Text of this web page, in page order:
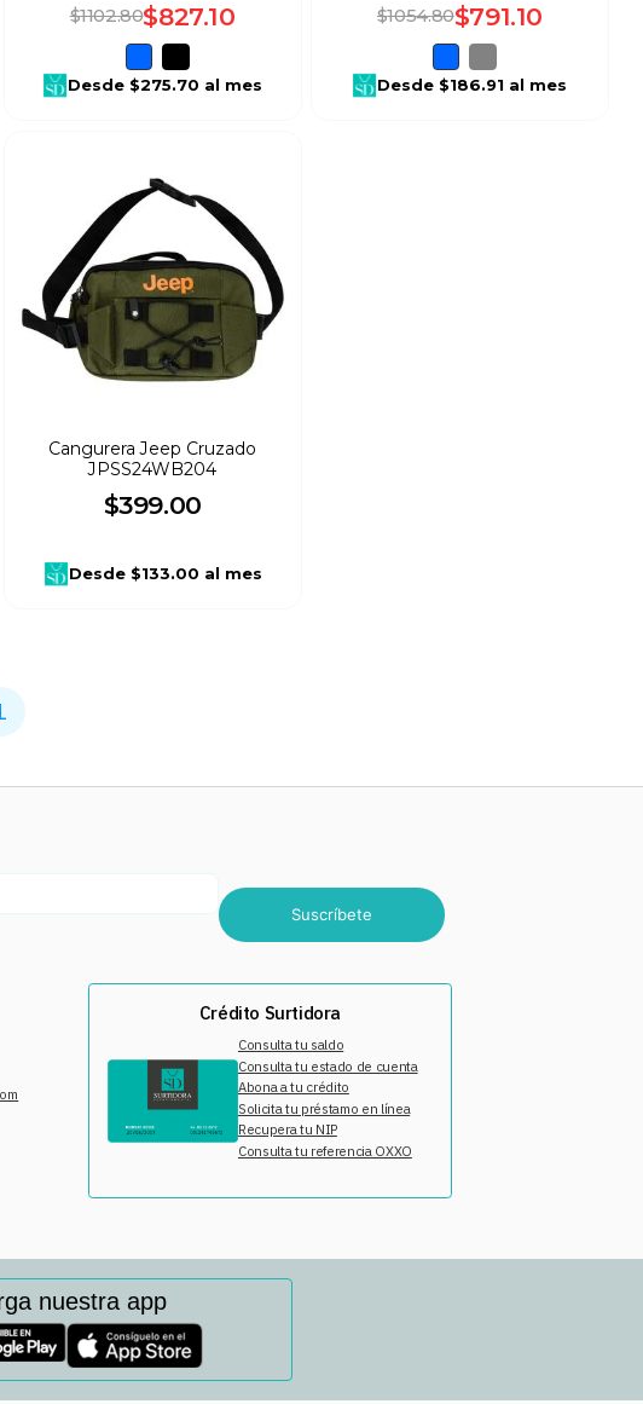
$1102.80$827.10
Desde $275.70 al mes
$1054.80$791.10
Desde $186.91 al mes
Cangurera Jeep Cruzado
JPSS24WB204
$399.00
Desde$133.00 al mes
Suscríbete
Crédito Surtidora
Consulta tu saldo
Consulta tu estado de cuenta
Abona a tu crédito
Solicita tu préstamo en línea
Recupera tu NIP
Consulta tu referencia OXXO
nuestra app